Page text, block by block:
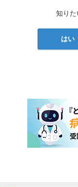
知り
はい